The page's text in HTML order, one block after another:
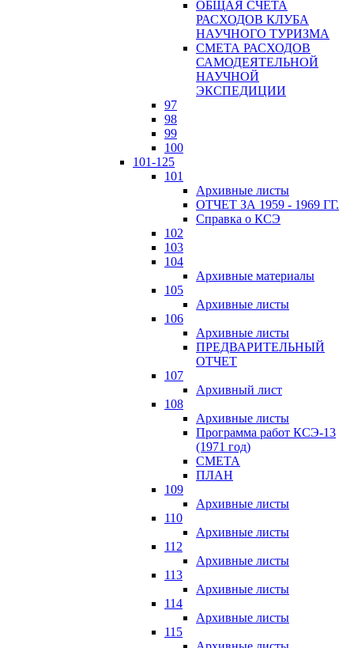
ОБЩАЯ СЧЕТА
РАСХОДОВ КЛУБА
НАУЧНОГО ТУРИЗМА
СМЕТА РАСХОДОВ
САМОДЕЯТЕЛЬНОЙ
НАУЧНОЙ
ЭКСПЕДИЦИИ
97
98
99
100
101-125
101
Архивные листы
ОТЧЕТ ЗА 1959 - 1969 ГГ.
Справка о КСЭ
102
103
104
Архивные материалы
105
Архивные листы
106
Архивные листы
ПРЕДВАРИТЕЛЬНЫЙ
ОТЧЕТ
107
Архивный лист
108
Архивные листы
Программа работ КСЭ-13
(1971 год)
СМЕTA
ПЛАН
109
Архивные листы
110
Архивные листы
112
Архивные листы
113
Архивные листы
114
Архивные листы
115